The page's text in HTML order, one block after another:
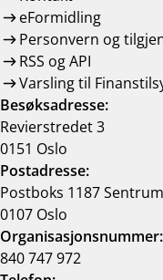
eFormidling
Personvern og
RSS og API
Varsling til
Besøksadresse:
Revierstredet 3
0151 Oslo
Postadresse:
Postboks 1187 Sentrum
0107 Oslo
Organisasjonsnummer:
840 747 972